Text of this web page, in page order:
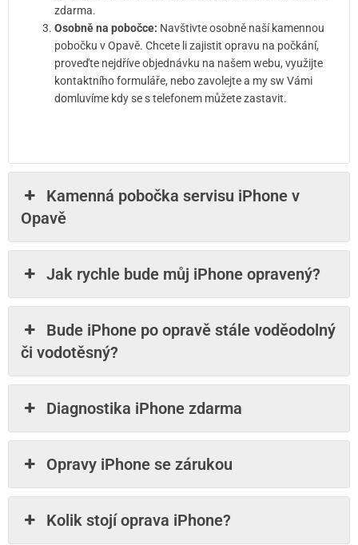
zdarma.
Osobně na pobočce: Navštivte osobně naší kamennou
pobočku v Opavě. Chcete li zajistit opravu na počkání,
proveďte nejdříve objednávku na našem webu, využijte
kontaktního formuláře, nebo zavolejte a my sw Vámi
domluvíme kdy se s telefonem můžete zastavit.
Kamenná pobočka servisu iPhone v
Opavě
Jak rychle bude můj iPhone opravený?
Bude iPhone po opravě stále voděodolný
či vodotěsný?
Diagnostika iPhone zdarma
Opravy iPhone se zárukou
Kolik stojí oprava iPhone?